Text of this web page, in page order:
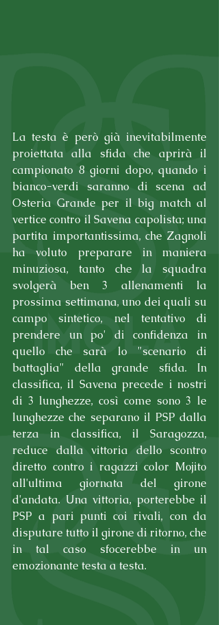
La testa è però già inevitabilmente
proiettata alla sfida che aprirà il
campionato 8 giorni dopo, quando i
bianco-verdi saranno di scena ad
Osteria Grande per il big match al
vertice contro il Savena capolista; una
partita importantissima, che Zagnoli
ha voluto preparare in maniera
minuziosa, tanto che la squadra
svolgerà ben 3 allenamenti la
prossima settimana, uno dei quali su
campo sintetico, nel tentativo di
prendere un po' di confidenza in
quello che sarà lo "scenario di
battaglia" della grande sfida. In
classifica, il Savena precede i nostri
di 3 lunghezze, così come sono 3 le
lunghezze che separano il PSP dalla
terza in classifica, il Saragozza,
reduce dalla vittoria dello scontro
diretto contro i ragazzi color Mojito
all'ultima giornata del girone
d'andata. Una vittoria, porterebbe il
PSP a pari punti coi rivali, con da
disputare tutto il girone di ritorno, che
in tal caso sfocerebbe in un
emozionante testa a testa.